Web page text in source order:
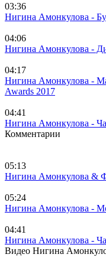
03:36
Нигина Амонкулова -
04:06
Нигина Амонкулова -
04:17
Нигина Амонкулова -
Awards 2017
04:41
Нигина Амонкулова -
Комментарии
05:13
Нигина Амонкулова &
05:24
Нигина Амонкулова -
04:41
Нигина Амонкулова -
Видео Нигина